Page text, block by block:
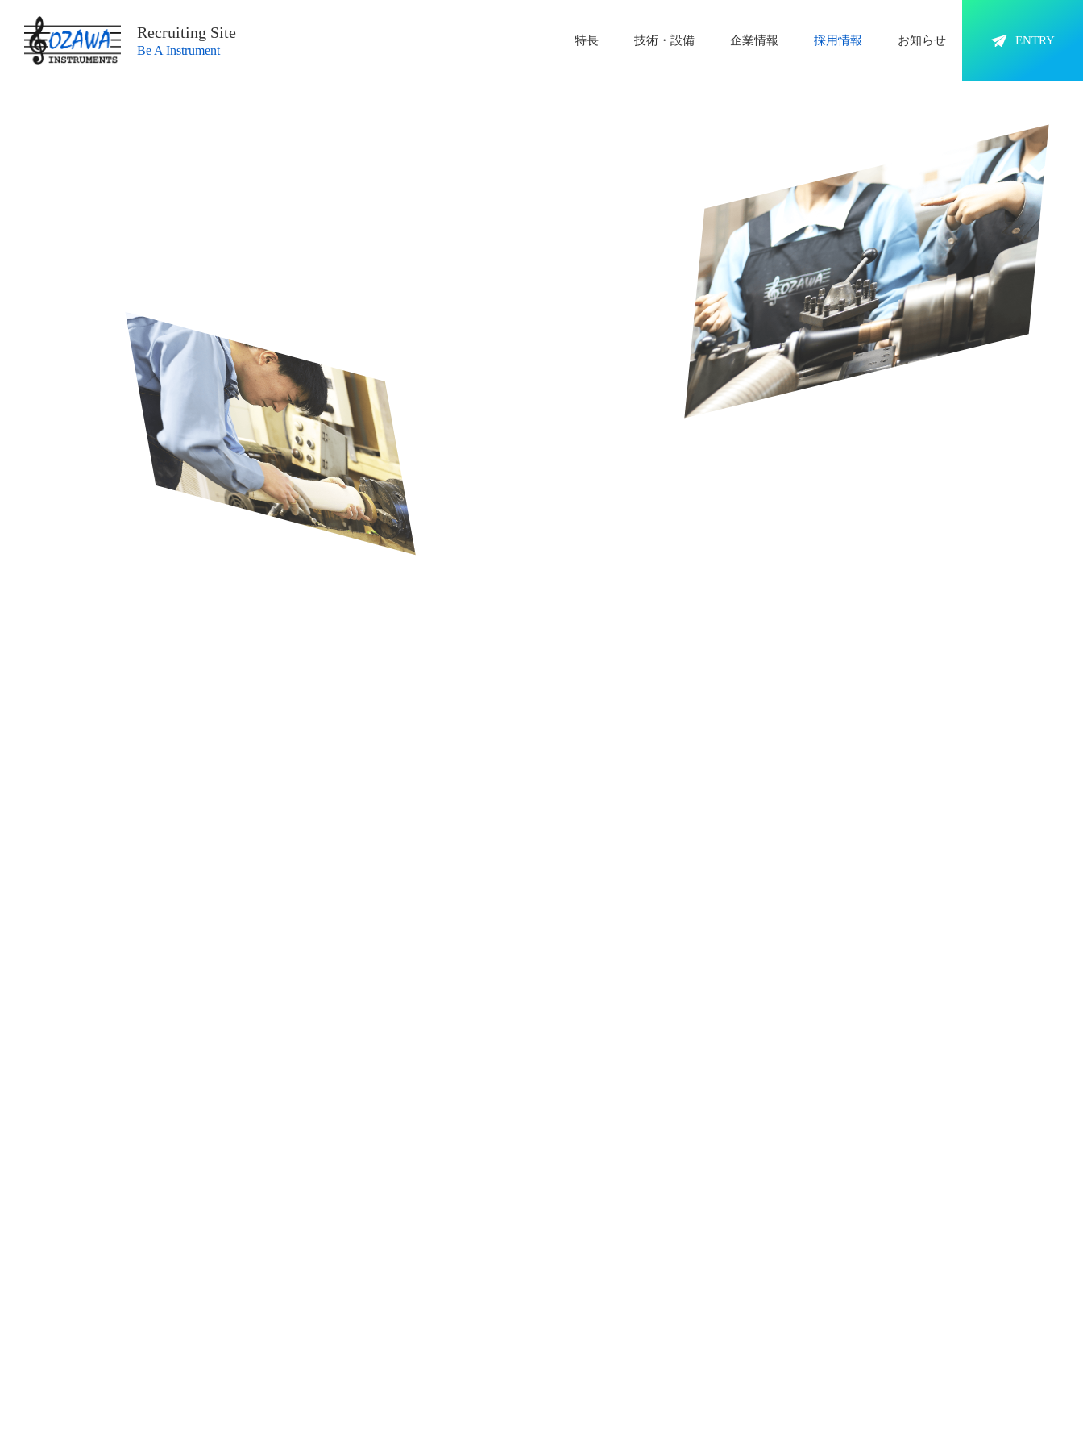
Recruiting Site
Be A Instrument
特長 技術・設備 企業情報 採用情報 お知らせ ENTRY